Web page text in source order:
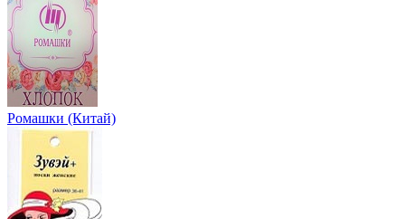
Ромашки (Китай)